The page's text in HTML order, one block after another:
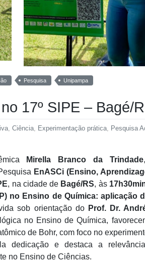
Pesquisa Unipampa
17º SIPE – Bagé/
Ciência Experimentação prática Pesquisa
Mirella Branco da Trindade
EnASCi (Ensino,
, na cidade de Bagé/RS, às
no Ensino de Química: aplicação
sob orientação do Prof. Dr.
no Ensino de Química,
de Bohr, com foco no
dedicação e destaca a
no Ensino de Ciências.